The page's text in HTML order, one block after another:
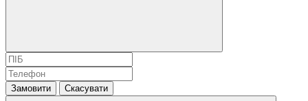
Замовити Скасувати